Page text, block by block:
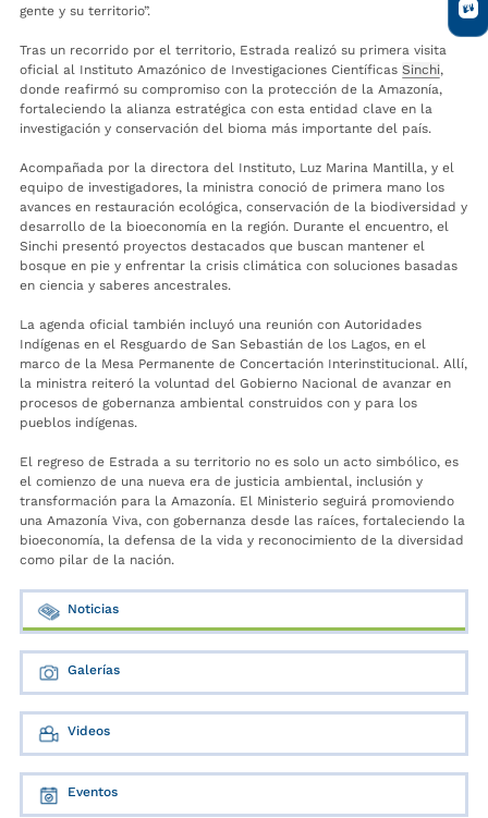
gente y su territorio”.
Tras un recorrido por el territorio, Estrada realizó su primera visita
oficial al Instituto Amazónico de Investigaciones Científicas Sinchi,
donde reafirmó su compromiso con la protección de la Amazonía,
fortaleciendo la alianza estratégica con esta entidad clave en la
investigación y conservación del bioma más importante del país.
Acompañada por la directora del Instituto, Luz Marina Mantilla, y el
equipo de investigadores, la ministra conoció de primera mano los
avances en restauración ecológica, conservación de la biodiversidad y
desarrollo de la bioeconomía en la región. Durante el encuentro, el
Sinchi presentó proyectos destacados que buscan mantener el
bosque en pie y enfrentar la crisis climática con soluciones basadas
en ciencia y saberes ancestrales.
La agenda oficial también incluyó una reunión con Autoridades
Indígenas en el Resguardo de San Sebastián de los Lagos, en el
marco de la Mesa Permanente de Concertación Interinstitucional. Allí,
la ministra reiteró la voluntad del Gobierno Nacional de avanzar en
procesos de gobernanza ambiental construidos con y para los
pueblos indígenas.
El regreso de Estrada a su territorio no es solo un acto simbólico, es
el comienzo de una nueva era de justicia ambiental, inclusión y
transformación para la Amazonía. El Ministerio seguirá promoviendo
una Amazonía Viva, con gobernanza desde las raíces, fortaleciendo la
bioeconomía, la defensa de la vida y reconocimiento de la diversidad
como pilar de la nación.
Noticias
Galerías
Videos
Eventos